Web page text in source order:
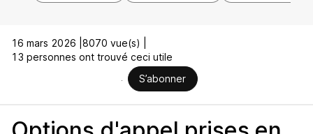
16 mars 2026 | 8070 vue(s) |
13 personnes ont trouvé ceci utile
S’abonner